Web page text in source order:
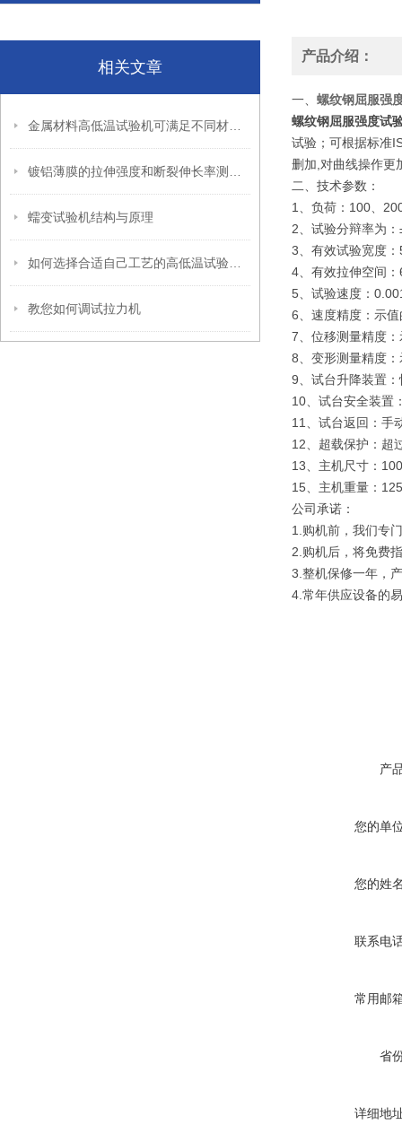
相关文章
蠕变试验机结构与原理
教您如何调试拉力机
产品介绍：
一、 螺纹钢屈服强
螺纹钢屈服强度试
试验；可根据标准
删加,对曲线操作更
二、技术参数：
1、负荷：100、
2、试验分辩率为
3、有效试验宽度
4、有效拉伸空间
5、试验速度：
6、速度精度：示
7、位移测量精度
8、变形测量精度
9、试台升降装置
10、试台安全装置
11、试台返回：手
12、超载保护：超
13、主机尺寸：
15、主机重量：
公司承诺：
1.购机前，我们专
2.购机后，将免费
3.整机保修一年，
4.常年供应设备的
产
您的单
您的姓
联系电
常用邮
省
详细地